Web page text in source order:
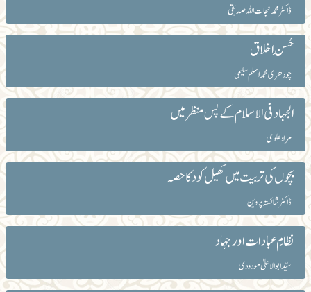
ڈاکٹر محمدنجات اللہ صدیقی
حُسنِ اخلاق
چودھری محمد اسلم سلیمی
الجہاد فی الاسلام کے پس منظر میں
مراد علوی
بچوں کی تربیت میں کھیل کود کا حصہ
ڈاکٹر شائستہ پروین
نظامِ عبادات اور جہاد
سیّد ابوالاعلیٰ مودودی